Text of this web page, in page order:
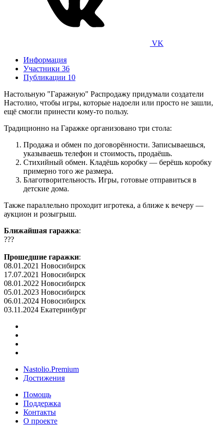
VK
Информация
Участники 36
Публикации 10
Настольную "Гаражную" Распродажу придумали создатели
Настолио, чтобы игры, которые надоели или просто не зашли,
ещё смогли принести кому-то пользу.
Традиционно на Гаражке организовано три стола:
Продажа и обмен по договорённости. Записываешься,
указываешь телефон и стоимость, продаёшь.
Стихийный обмен. Кладёшь коробку — берёшь коробку
примерно того же размера.
Благотворительность. Игры, готовые отправиться в
детские дома.
Также параллельно проходит игротека, а ближе к вечеру —
аукцион и розыгрыш.
Ближайшая гаражка:
???
Прошедшие гаражки:
08.01.2021 Новосибирск
17.07.2021 Новосибирск
08.01.2022 Новосибирск
05.01.2023 Новосибирск
06.01.2024 Новосибирск
03.11.2024 Екатеринбург
Nastolio.Premium
Достижения
Помощь
Поддержка
Контакты
О проекте